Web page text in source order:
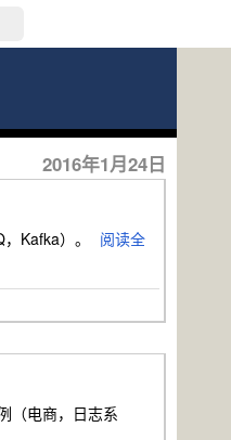
2016年1月24日
Kafka）。
阅读全
（电商，日志系